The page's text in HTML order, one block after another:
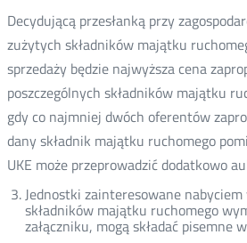
Decydującą przesłanką przy
zużytych składników majątku
sprzedaży będzie najwyższa cena
poszczególnych składników majątku
gdy co najmniej dwóch oferentów
dany składnik majątku ruchomego
UKE może przeprowadzić dodatkowo
Jednostki zainteresowane
składników majątku ruchomego
załączniku, mogą składać pisemne